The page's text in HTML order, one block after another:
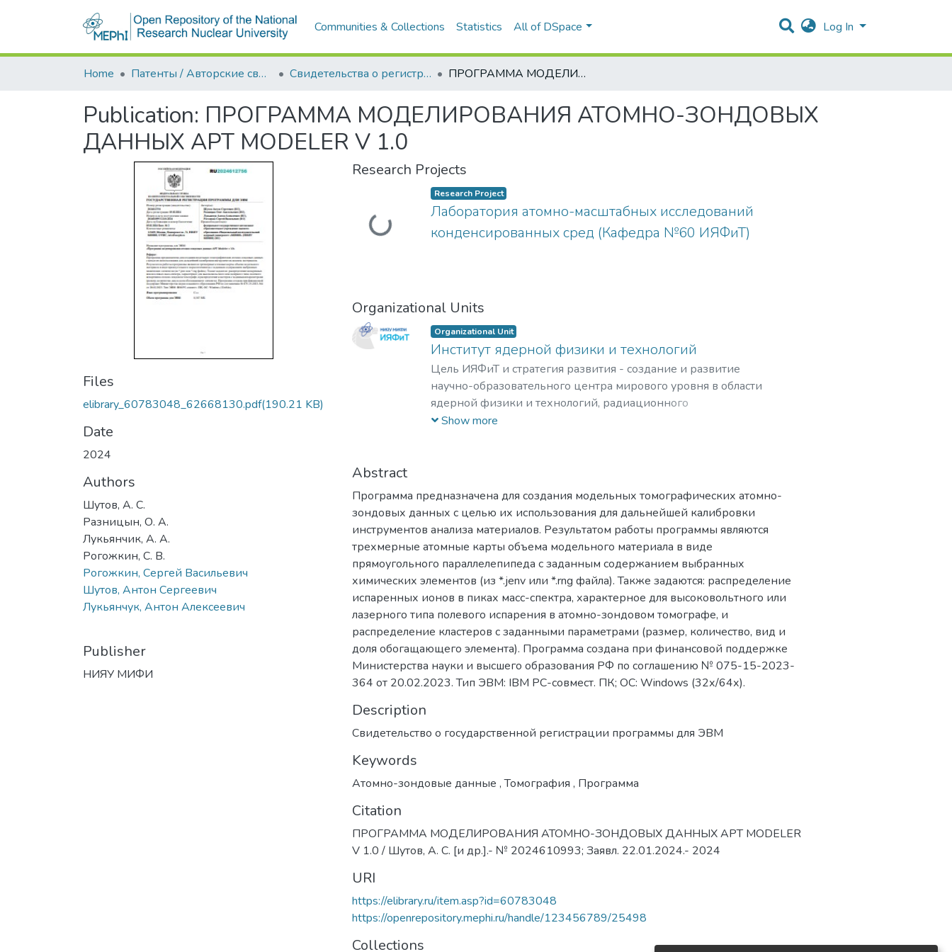
Communities & Collections Statistics All of DSpace Log In
Home Патенты / Авторские свидетельства Свидетельства о регистрации программ для ЭВМ и баз данных ПРОГРАММА МОДЕЛИРОВАНИЯ АТОМНО-ЗОНДОВЫХ ДАННЫХ APT MODELER V 1.0
Publication: ПРОГРАММА МОДЕЛИРОВАНИЯ АТОМНО-ЗОНДОВЫХ
ДАННЫХ APT MODELER V 1.0
Files
elibrary_60783048_62668130.pdf(190.21 KB)
Date
2024
Authors
Шутов, А. С.
Разницын, О. А.
Лукьянчик, А. А.
Рогожкин, С. В.
Рогожкин, Сергей Васильевич
Шутов, Антон Сергеевич
Лукьянчук, Антон Алексеевич
Publisher
НИЯУ МИФИ
Research Projects
Loading...
Research Project
Лаборатория атомно-масштабных исследований
конденсированных сред (Кафедра №60 ИЯФиТ)
Organizational Units
Organizational Unit
Институт ядерной физики и технологий
Цель ИЯФиТ и стратегия развития - создание и развитие
научно-образовательного центра мирового уровня в области
ядерной физики и технологий, радиационного
материаловедения, физики элементарных частиц,
Show more
Abstract
Программа предназначена для создания модельных томографических атомно-
зондовых данных с целью их использования для дальнейшей калибровки
инструментов анализа материалов. Результатом работы программы являются
трехмерные атомные карты объема модельного материала в виде
прямоугольного параллелепипеда с заданным содержанием выбранных
химических элементов (из *.jenv или *.rng файла). Также задаются: распределение
испаренных ионов в пиках масс-спектра, характерное для высоковольтного или
лазерного типа полевого испарения в атомно-зондовом томографе, и
распределение кластеров с заданными параметрами (размер, количество, вид и
доля обогащающего элемента). Программа создана при финансовой поддержке
Министерства науки и высшего образования РФ по соглашению № 075-15-2023-
364 от 20.02.2023. Тип ЭВМ: IBM PC-совмест. ПК; ОС: Windows (32х/64х).
Description
Свидетельство о государственной регистрации программы для ЭВМ
Keywords
Атомно-зондовые данные ,Томография , Программа
Citation
ПРОГРАММА МОДЕЛИРОВАНИЯ АТОМНО-ЗОНДОВЫХ ДАННЫХ APT MODELER
V 1.0 / Шутов, А. С. [и др.].- № 2024610993; Заявл. 22.01.2024.- 2024
URI
https://elibrary.ru/item.asp?id=60783048
https://openrepository.mephi.ru/handle/123456789/25498
Collections